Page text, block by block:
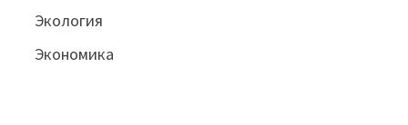
Экология
Экономика